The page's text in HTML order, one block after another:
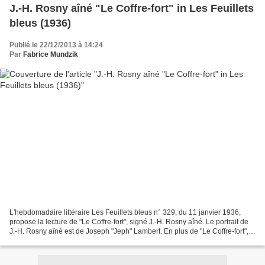
J.-H. Rosny aîné "Le Coffre-fort" in Les Feuillets
bleus (1936)
Publié le 22/12/2013 à 14:24
Par Fabrice Mundzik
L'hebdomadaire littéraire Les Feuillets bleus n° 329, du 11 janvier 1936,
propose la lecture de "Le Coffre-fort", signé J.-H. Rosny aîné. Le portrait de
J.-H. Rosny aîné est de Joseph "Jeph" Lambert. En plus de "Le Coffre-fort",